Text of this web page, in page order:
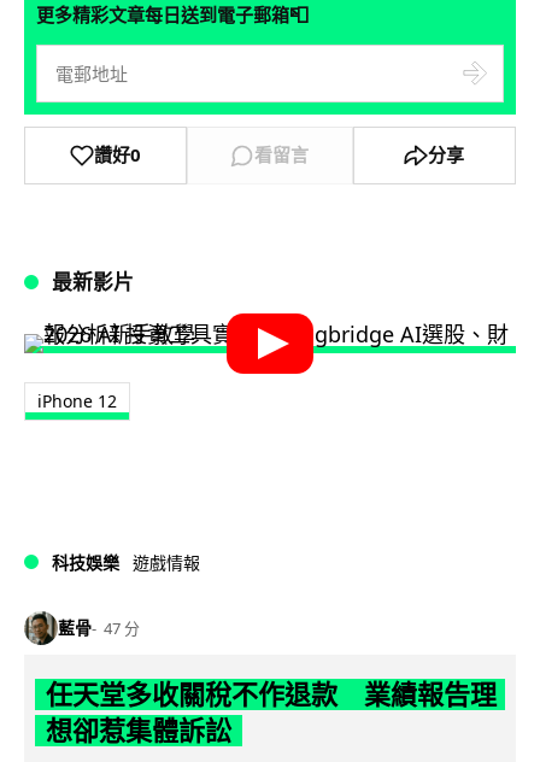
更多精彩文章每日送到電子郵箱📮
讚好0 看留言 分享
最新影片
iPhone 12
科技娛樂 遊戲情報
藍骨 47 分
任天堂多收關稅不作退款 業績報告理
想卻惹集體訴訟